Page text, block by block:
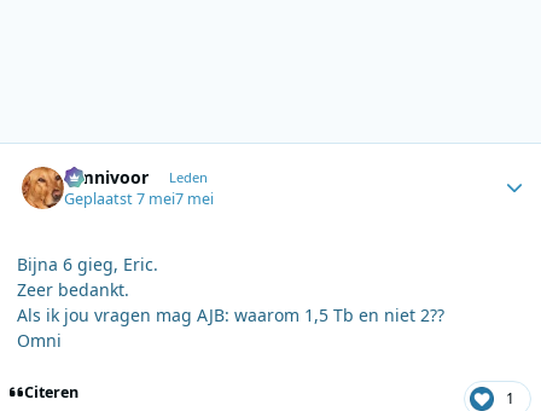
Omnivoor Leden
Geplaatst7 mei7 mei
Bijna 6 gieg, Eric.
Zeer bedankt.
Als ik jou vragen mag AJB: waarom 1,5 Tb en niet 2??
Omni
Citeren 1